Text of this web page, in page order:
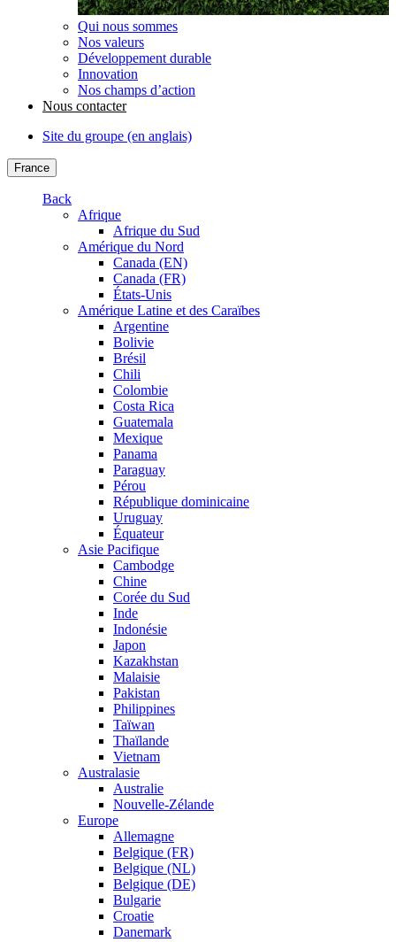
Qui nous sommes
Nos valeurs
Développement durable
Innovation
Nos champs d’action
Nous contacter
Site du groupe (en anglais)
France
Back
Afrique
Afrique du Sud
Amérique du Nord
Canada (EN)
Canada (FR)
États-Unis
Amérique Latine et des Caraïbes
Argentine
Bolivie
Brésil
Chili
Colombie
Costa Rica
Guatemala
Mexique
Panama
Paraguay
Pérou
République dominicaine
Uruguay
Équateur
Asie Pacifique
Cambodge
Chine
Corée du Sud
Inde
Indonésie
Japon
Kazakhstan
Malaisie
Pakistan
Philippines
Taïwan
Thaïlande
Vietnam
Australasie
Australie
Nouvelle-Zélande
Europe
Allemagne
Belgique (FR)
Belgique (NL)
Belgique (DE)
Bulgarie
Croatie
Danemark